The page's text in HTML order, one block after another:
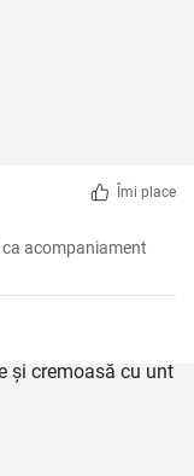
Îmi place
acompaniament